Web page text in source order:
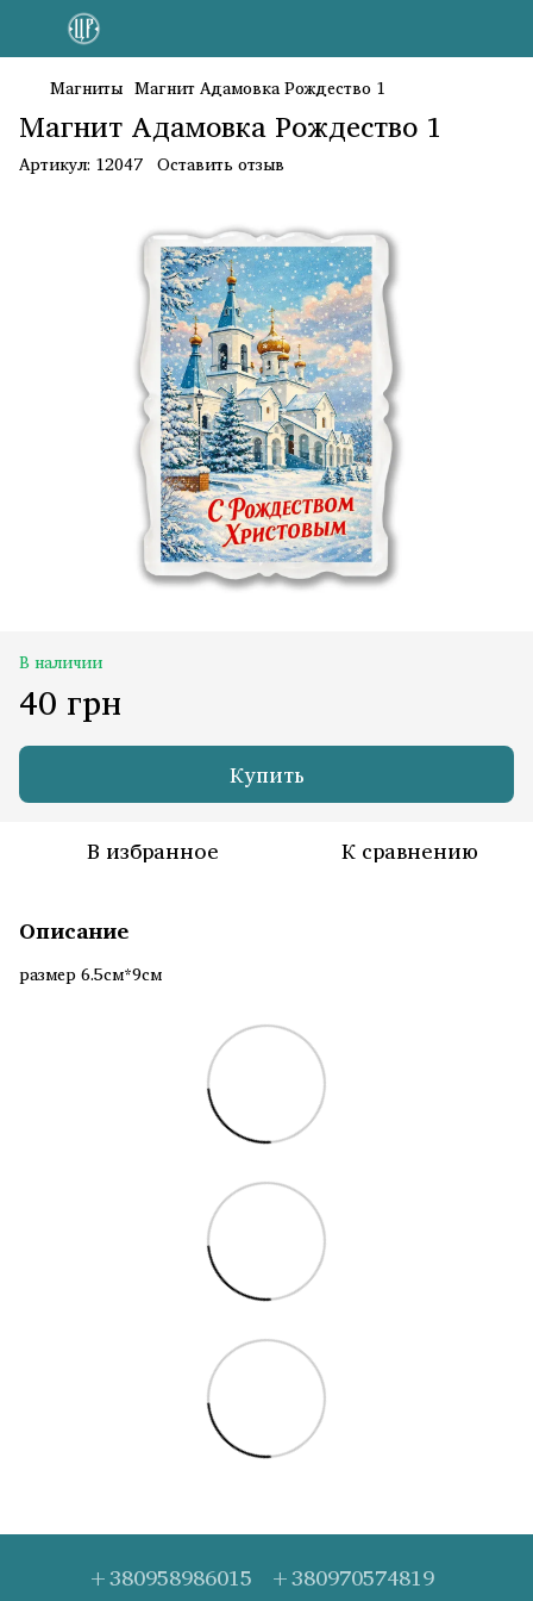
Магниты Магнит Адамовка Рождество 1
Магнит Адамовка Рождество 1
Артикул: 12047 Оставить отзыв
В наличии
40 грн
Купить
В избранное К сравнению
Описание
размер 6.5см*9см
+380958986015 +380970574819